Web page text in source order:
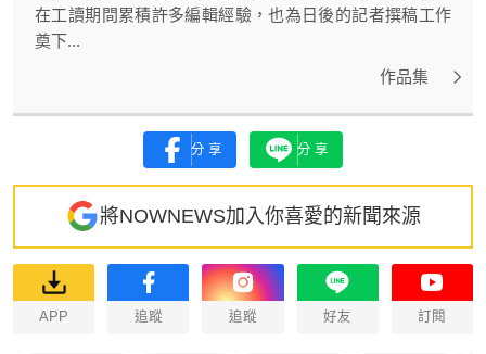
在工讀期間累積許多編輯經驗，也為日後的記者撰稿工作
奠下...
作品集
分享 分享
將NOWNEWS加入你喜愛的新聞來源
APP 追蹤 追蹤 好友 訂閱